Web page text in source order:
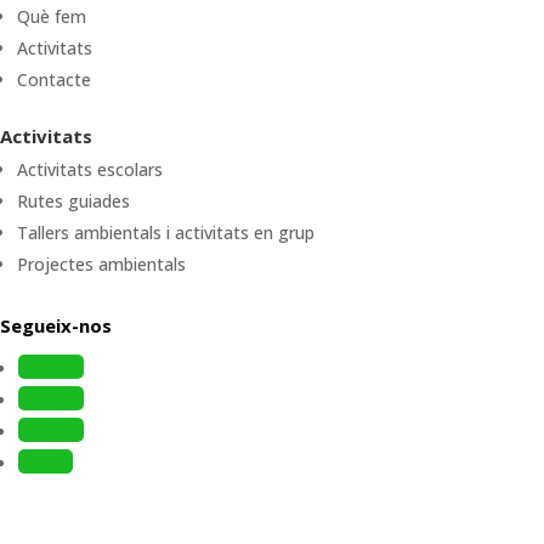
Què fem
Activitats
Contacte
Activitats
Activitats escolars
Rutes guiades
Tallers ambientals i activitats en grup
Projectes ambientals
Segueix-nos
Follow
Follow
Follow
Follow